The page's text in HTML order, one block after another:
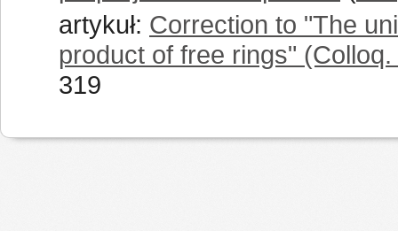
artykuł: Correction to "The
product of free rings"
319